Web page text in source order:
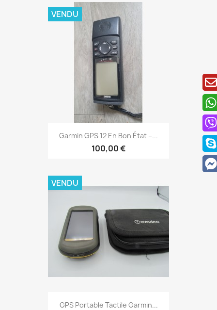
Aperçu rapide
Garmin GPS 12 En Bon État –...
100,00 €
VENDU
Aperçu rapide
GPS Portable Tactile Garmin...
VENDU